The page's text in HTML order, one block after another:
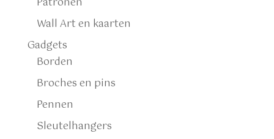
Wall Art en kaarten
Gadgets
Borden
Broches en pins
Pennen
Sleutelhangers